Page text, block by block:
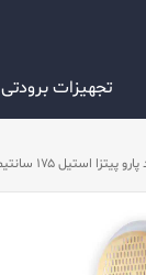
تجهیزات برودتی
استیل ۱۷۵ سانتیمتری کیچن تک